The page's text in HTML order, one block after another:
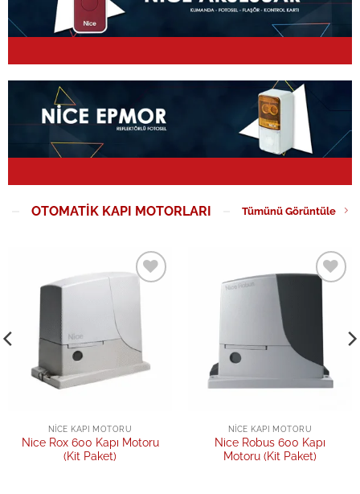
OTOMATIK KAPI MOTORLARI Tümünü Görüntüle
NICE KAPI MOTORU
Nice Rox 600 Kapı Motoru
(Kit Paket)
wishlist
NICE KAPI MOTORU
Nice Robus 600 Kapı
Motoru (Kit Paket)